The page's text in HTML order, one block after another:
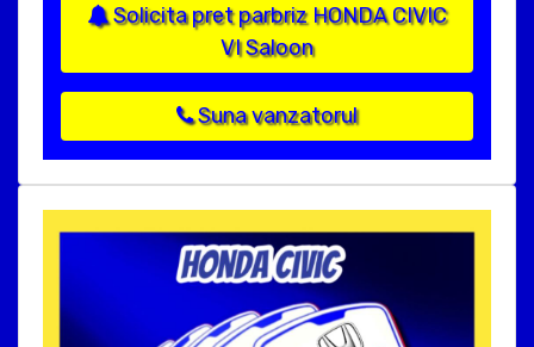
Solicita pret parbriz HONDA CIVIC
VI Saloon
Suna vanzatorul